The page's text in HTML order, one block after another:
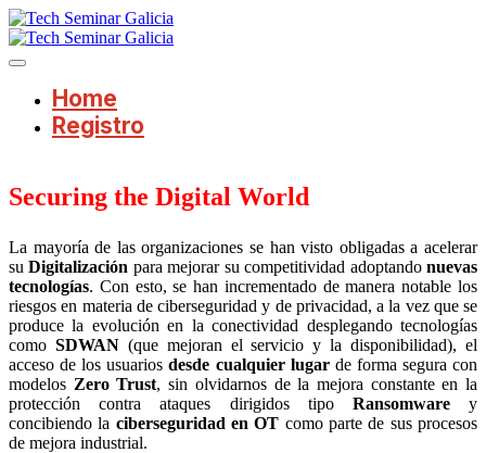
Home
Registro
Securing the Digital World
La mayoría de las organizaciones se han visto obligadas a acelerar
suDigitalización para mejorar su competitividad adoptandonuevas
tecnologías. Con esto, se han incrementado de manera notable los
riesgos en materia de ciberseguridad y de privacidad, a la vez que se
produce la evolución en la conectividad desplegando tecnologías
como SDWAN (que mejoran el servicio y la disponibilidad), el
acceso de los usuariosdesde cualquier lugarde forma segura con
modelos Zero Trust, sin olvidarnos de la mejora constante en la
protección contra ataques dirigidos tipo Ransomwarey
concibiendo la ciberseguridad en OT como parte de sus procesos
de mejora industrial.